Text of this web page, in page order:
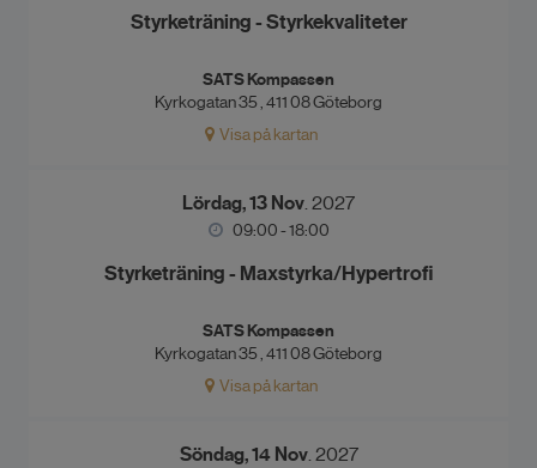
Styrketräning - Styrkekvaliteter
SATS Kompassen
Kyrkogatan 35 , 411 08 Göteborg
Visa på kartan
Lördag, 13 Nov. 2027
09:00 - 18:00
Styrketräning - Maxstyrka/Hypertrofi
SATS Kompassen
Kyrkogatan 35 , 411 08 Göteborg
Visa på kartan
Söndag, 14 Nov. 2027